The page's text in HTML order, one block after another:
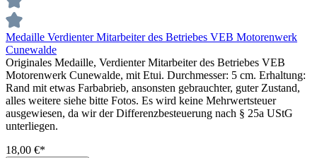
Medaille Verdienter Mitarbeiter des Betriebes VEB Motorenwerk
Cunewalde
Originales Medaille, Verdienter Mitarbeiter des Betriebes VEB
Motorenwerk Cunewalde, mit Etui. Durchmesser: 5 cm. Erhaltung:
Rand mit etwas Farbabrieb, ansonsten gebrauchter, guter Zustand,
alles weitere siehe bitte Fotos. Es wird keine Mehrwertsteuer
ausgewiesen, da wir der Differenzbesteuerung nach § 25a UStG
unterliegen.
18,00 €*